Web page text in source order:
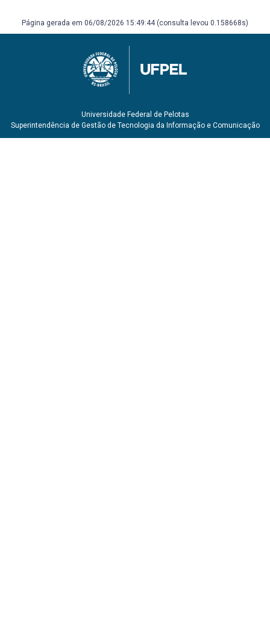
Página gerada em 06/08/2026 15:49:44 (consulta levou 0.158668s)
Universidade Federal de Pelotas
Superintendência de Gestão de Tecnologia da Informação e Comunicação